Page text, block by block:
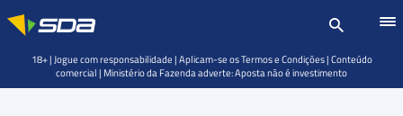
18+ | Jogue com responsabilidade | Aplicam-se os Termos e Condições | Conteúdo
comercial | Ministério da Fazenda adverte: Aposta não é investimento